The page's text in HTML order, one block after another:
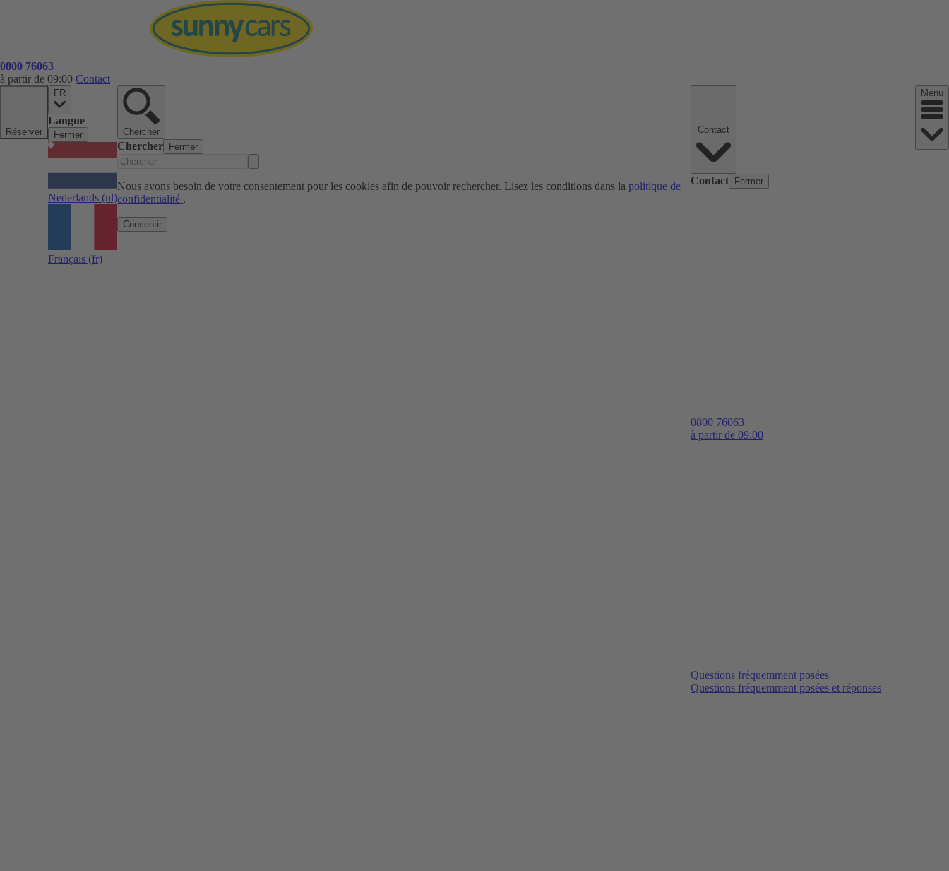
0800 76063
à partir de 09:00 Contact
Réserver
FR
Langue
Fermer
Nederlands (nl)
Français (fr)
Chercher
Chercher Fermer
Nous avons besoin de votre consentement pour les cookies afin de pouvoir rechercher. Lisez les conditions dans la politique de
confidentialité .
Consentir
Contact Fermer
0800 76063
à partir de 09:00
Questions fréquemment posées
Questions fréquemment posées et réponses
Menu